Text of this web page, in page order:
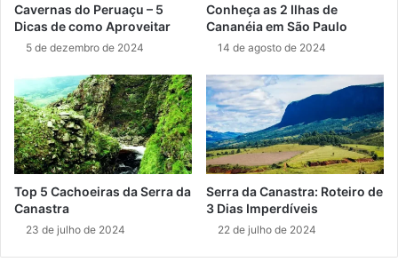
Cavernas do Peruaçu – 5
Dicas de como Aproveitar
5 de dezembro de 2024
Conheça as 2 Ilhas de
Cananéia em São Paulo
14 de agosto de 2024
Top 5 Cachoeiras da Serra da
Canastra
23 de julho de 2024
Serra da Canastra: Roteiro de
3 Dias Imperdíveis
22 de julho de 2024